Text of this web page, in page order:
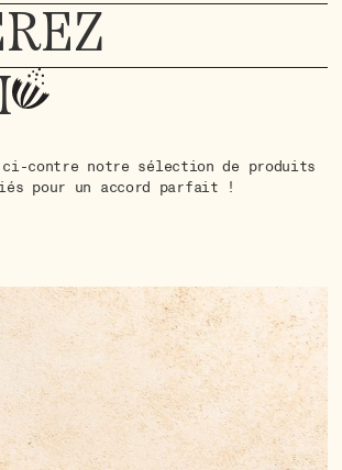
ci-contre notre sélection de produits
pour un accord parfait !